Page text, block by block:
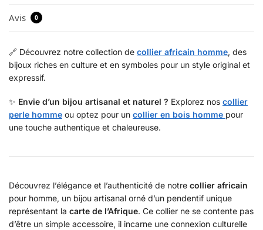
Avis 0
🔗 Découvrez notre collection de collier africain homme, des
bijoux riches en culture et en symboles pour un style original et
expressif.
✨ Envie d’un bijou artisanal et naturel ? Explorez nos collier
perle homme ou optez pour un collier en bois homme pour
une touche authentique et chaleureuse.
Découvrez l’élégance et l’authenticité de notre collier africain
pour homme, un bijou artisanal orné d’un pendentif unique
représentant la carte de l’Afrique. Ce collier ne se contente pas
d’être un simple accessoire, il incarne une connexion culturelle